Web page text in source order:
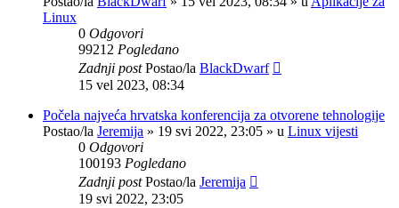
Linux
0 Odgovori
99212 Pogledano
Zadnji postPostao/la BlackDwarf
15 vel 2023, 08:34
Počela najveća hrvatska konferencija za otvorene tehnologije
Postao/la Jeremija » 19 svi 2022, 23:05 » u Linux vijesti
0 Odgovori
100193 Pogledano
Zadnji postPostao/la Jeremija
19 svi 2022, 23:05